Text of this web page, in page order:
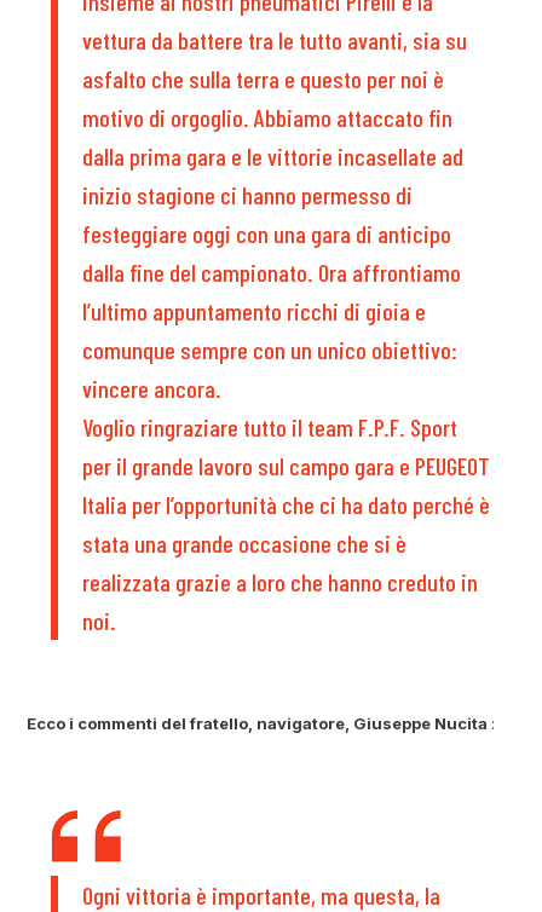
vettura da battere tra le tutto avanti, sia su
asfalto che sulla terra e questo per noi è
motivo di orgoglio. Abbiamo attaccato fin
dalla prima gara e le vittorie incasellate ad
inizio stagione ci hanno permesso di
festeggiare oggi con una gara di anticipo
dalla fine del campionato. Ora affrontiamo
l’ultimo appuntamento ricchi di gioia e
comunque sempre con un unico obiettivo:
vincere ancora.
Voglio ringraziare tutto il team F.P.F. Sport
per il grande lavoro sul campo gara e PEUGEOT
Italia per l’opportunità che ci ha dato perché è
stata una grande occasione che si è
realizzata grazie a loro che hanno creduto in
noi.
Ecco i commenti del fratello, navigatore, Giuseppe Nucita :
Ogni vittoria è importante, ma questa, la